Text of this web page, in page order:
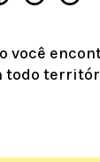
você
todo